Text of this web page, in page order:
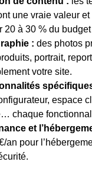
une vraie valeur et
20 à 30 % du
: des photos
portrait,
votre site.
espace
chaque
et
an pour